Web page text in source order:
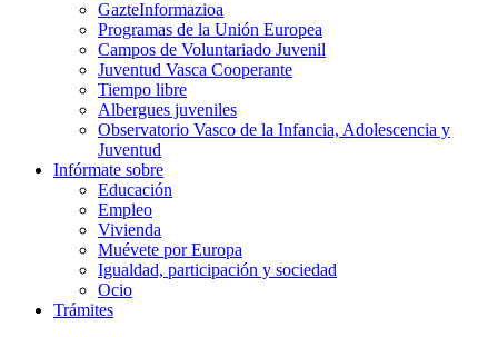
GazteInformazioa
Programas de la Unión Europea
Campos de Voluntariado Juvenil
Juventud Vasca Cooperante
Tiempo libre
Albergues juveniles
Observatorio Vasco de la Infancia, Adolescencia y
Juventud
Infórmate sobre
Educación
Empleo
Vivienda
Muévete por Europa
Igualdad, participación y sociedad
Ocio
Trámites